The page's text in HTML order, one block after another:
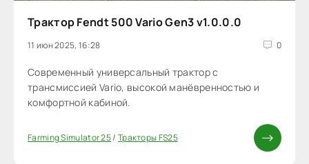
Трактор Fendt 500 Vario Gen3 v1.0.0.0
11 июн 2025, 16:28 0
Cовременный универсальный трактор с
трансмиссией Vario, высокой манёвренностью и
комфортной кабиной.
Farming Simulator 25/ Тракторы FS25